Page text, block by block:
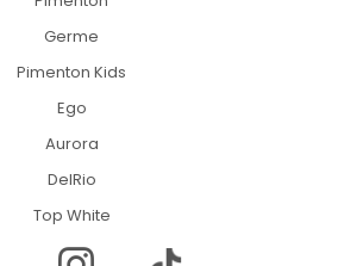
Germe
Pimenton Kids
Ego
Aurora
DelRio
Top White